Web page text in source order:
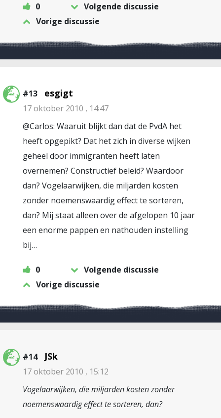
0
Volgende discussie
Vorige discussie
#13 esgigt
17 oktober 2010 , 14:47
@Carlos: Waaruit blijkt dan dat de PvdA het
heeft opgepikt? Dat het zich in diverse wijken
geheel door immigranten heeft laten
overnemen? Constructief beleid? Waardoor
dan? Vogelaarwijken, die miljarden kosten
zonder noemenswaardig effect te sorteren,
dan? Mij staat alleen over de afgelopen 10 jaar
een enorme pappen en nathouden instelling
bij…
0
Volgende discussie
Vorige discussie
#14 JSk
17 oktober 2010 , 15:12
Vogelaarwijken, die miljarden kosten zonder
noemenswaardig effect te sorteren, dan?